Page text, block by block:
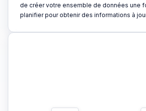
de créer votre ensemble de données une
planifier pour obtenir des informations à